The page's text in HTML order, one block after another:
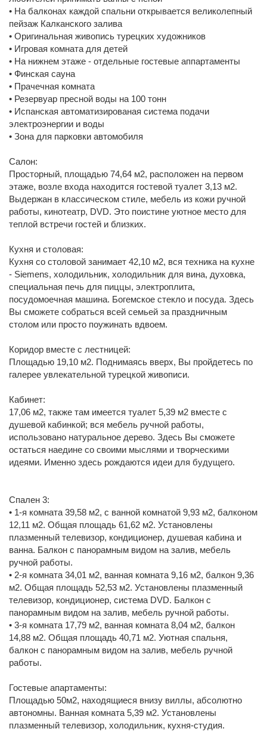
• На балконах каждой спальни открывается великолепный
пейзаж Калканского залива
• Оригинальная живопись турецких художников
• Игровая комната для детей
• На нижнем этаже - отдельные гостевые аппартаменты
• Финская сауна
• Прачечная комната
• Резервуар пресной воды на 100 тонн
• Испанская автоматизированая система подачи
электроэнергии и воды
• Зона для парковки автомобиля
Салон:
Просторный, площадью 74,64 м2, расположен на первом
этаже, возле входа находится гостевой туалет 3,13 м2.
Выдержан в классическом стиле, мебель из кожи ручной
работы, кинотеатр, DVD. Это поистине уютное место для
теплой встречи гостей и близких.
Кухня и столовая:
Кухня со столовой занимает 42,10 м2, вся техника на кухне
- Siemens, холодильник, холодильник для вина, духовка,
специальная печь для пиццы, электроплита,
посудомоечная машина. Богемское стекло и посуда. Здесь
Вы сможете собраться всей семьей за праздничным
столом или просто поужинать вдвоем.
Коридор вместе с лестницей:
Площадью 19,10 м2. Поднимаясь вверх, Вы пройдетесь по
галерее увлекательной турецкой живописи.
Кабинет:
17,06 м2, также там имеется туалет 5,39 м2 вместе с
душевой кабинкой; вся мебель ручной работы,
использовано натуральное дерево. Здесь Вы сможете
остаться наедине со своими мыслями и творческими
идеями. Именно здесь рождаются идеи для будущего.
Спален 3:
• 1-я комната 39,58 м2, с ванной комнатой 9,93 м2, балконом
12,11 м2. Общая площадь 61,62 м2. Установлены
плазменный телевизор, кондиционер, душевая кабина и
ванна. Балкон с панорамным видом на залив, мебель
ручной работы.
• 2-я комната 34,01 м2, ванная комната 9,16 м2, балкон 9,36
м2. Общая площадь 52,53 м2. Установлены плазменный
телевизор, кондиционер, система DVD. Балкон с
панорамным видом на залив, мебель ручной работы.
• 3-я комната 17,79 м2, ванная комната 8,04 м2, балкон
14,88 м2. Общая площадь 40,71 м2. Уютная спальня,
балкон с панорамным видом на залив, мебель ручной
работы.
Гостевые апартаменты:
Площадью 50м2, находящиеся внизу виллы, абсолютно
автономны. Ванная комната 5,39 м2. Установлены
плазменный телевизор, холодильник, кухня-студия.